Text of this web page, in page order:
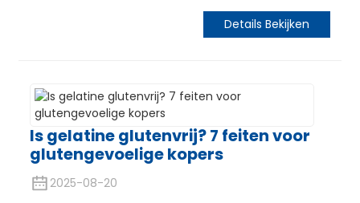
Details Bekijken
Is gelatine glutenvrij? 7 feiten voor
glutengevoelige kopers
2025-08-20